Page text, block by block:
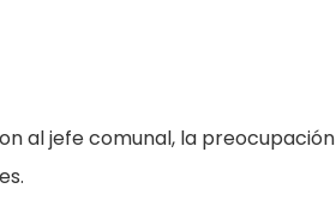
al jefe comunal, la preocupación